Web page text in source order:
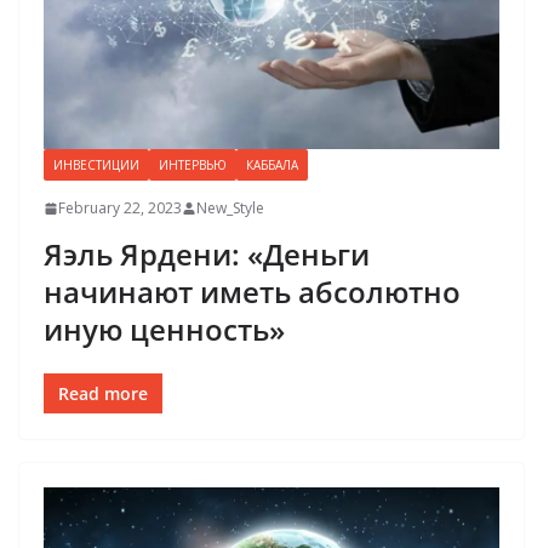
ИНВЕСТИЦИИ ИНТЕРВЬЮ КАББАЛА
February 22, 2023 New_Style
Яэль Ярдени: «Деньги
начинают иметь абсолютно
иную ценность»
Read more